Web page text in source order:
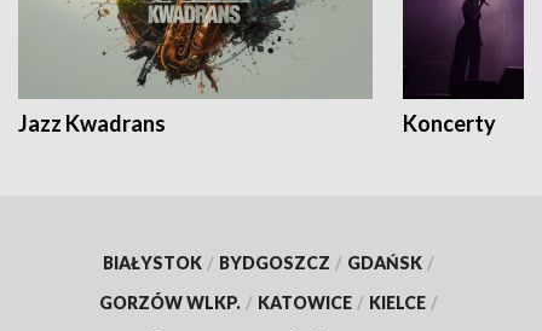
Jazz Kwadrans Koncerty
BIAŁYSTOK / BYDGOSZCZ / GDAŃSK /
GORZÓW WLKP. / KATOWICE / KIELCE /